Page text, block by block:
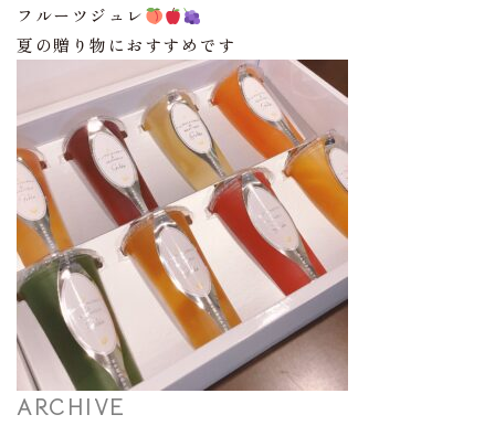
フルーツジュレ
夏の贈り物におすすめです
ARCHIVE